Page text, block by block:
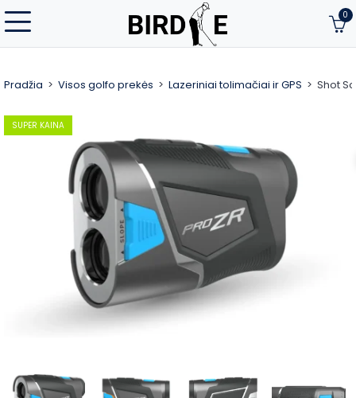
0
Pradžia Visos golfo prekės Lazeriniai tolimačiai ir GPS Shot
SUPER KAINA